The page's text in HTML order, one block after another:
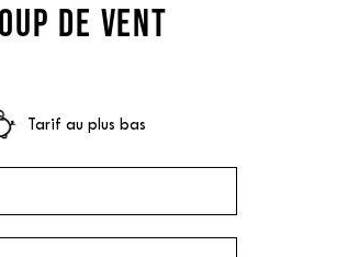
DE VENT
Tarif au plus bas